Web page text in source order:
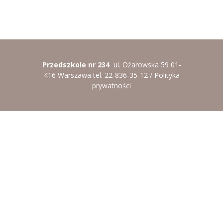
Przedszkole nr 234 ul. Ożarowska 59 01-
416 Warszawa tel. 22-836-35-12 / Polityka
prywatności